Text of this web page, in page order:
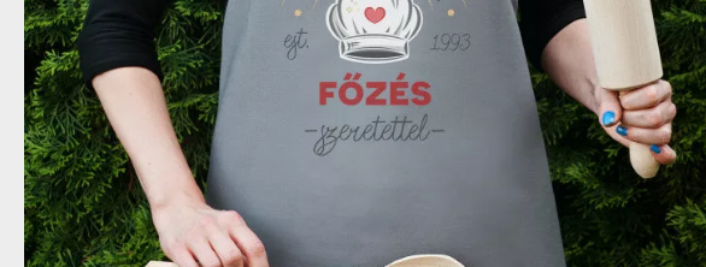
APÓSÉKNAK ÉLELMISZEREK
AZ AJÁNDÉK VONÁSAI